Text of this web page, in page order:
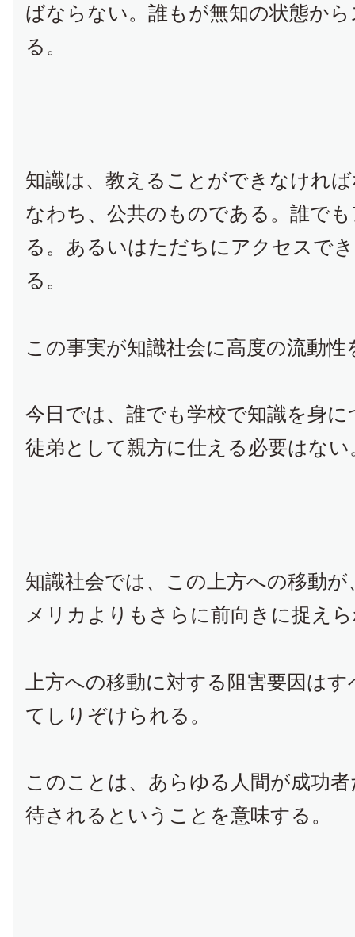
ばならない。誰もが無知の状態か
る。
知識は、教えることができなけれ
なわち、公共のものである。誰で
る。あるいはただちにアクセスで
る。
この事実が知識社会に高度の流動
今日では、誰でも学校で知識を身
徒弟として親方に仕える必要はない
知識社会では、この上方への移動
メリカよりもさらに前向きに捉え
上方への移動に対する阻害要因は
てしりぞけられる。
このことは、あらゆる人間が成功
待されるということを意味する。